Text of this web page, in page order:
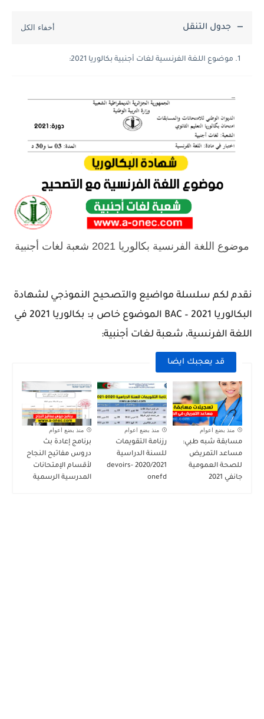
جدول التنقل
موضوع اللغة الفرنسية لغات أجنبية بكالوريا 2021:
موضوع اللغة الفرنسية بكالوريا 2021 شعبة لغات أجنبية
نقدم لكم سلسلة مواضيع والتصحيح النموذجي لشهادة
البكالوريا 2021 – BAC الموضوع خاص بـ: بكالوريا 2021 في
اللغة الفرنسية، شعبة لغات أجنبية:
قد يعجبك ايضا
منذ بضع اعوام
مسابقة شبه طبي:
مساعد التمريض
للصحة العمومية
جانفي 2021
منذ بضع اعوام
رزنامة التقويمات
للسنة الدراسية
2020/2021 devoirs-
onefd
منذ بضع اعوام
برنامج إعادة بث
دروس مفاتيح النجاح
لأقسام الإمتحانات
المدرسية الرسمية